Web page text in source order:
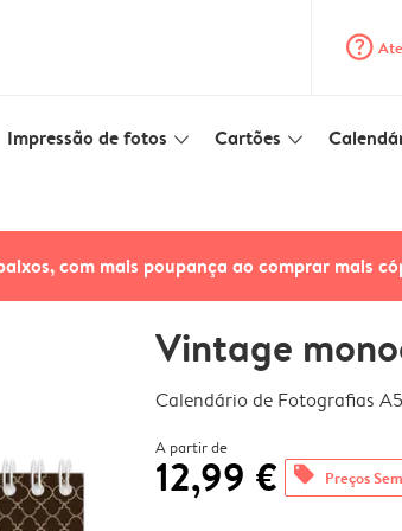
question_mark_circle
Impressão de fotos slim_arrow_down Cartões slim_arrow_down
com mais poupança ao comprar mais
Vintage
Calendário de Fotografias
A partir de
12,99 € offers Preços